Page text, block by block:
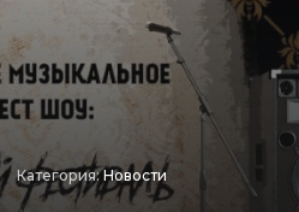
Категория:Новости